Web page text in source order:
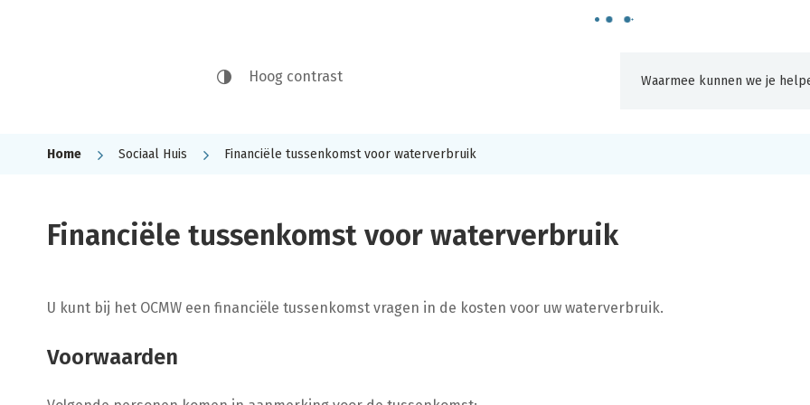
Hoog contrast
Home Sociaal Huis Financiële tussenkomst voor waterverbruik
Financiële tussenkomst voor waterverbruik
U kunt bij het OCMW een financiële tussenkomst vragen in de kosten voor uw waterverbruik.
Voorwaarden